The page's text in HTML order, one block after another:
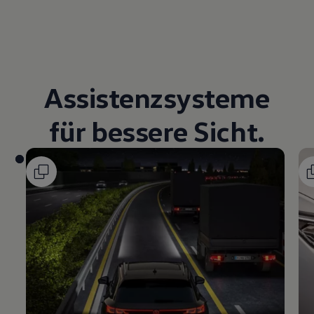
Assistenzsysteme
für bessere Sicht.